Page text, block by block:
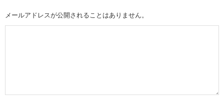
メールアドレスが公開されることはありません。